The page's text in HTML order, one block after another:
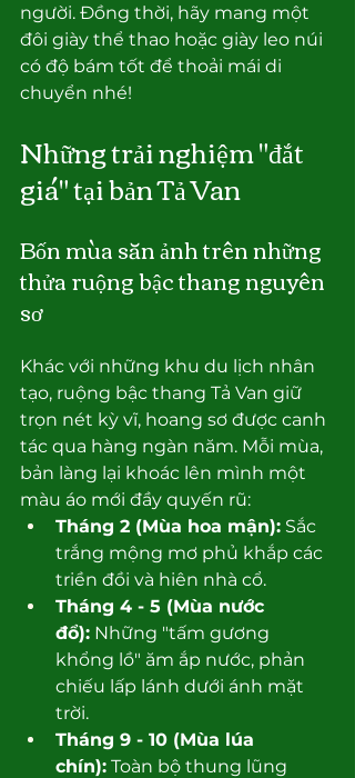
người. Đồng thời, hãy mang một
đôi giày thể thao hoặc giày leo núi
có độ bám tốt để thoải mái di
chuyển nhé!
Những trải nghiệm "đắt
giá" tại bản Tả Van
Bốn mùa săn ảnh trên những
thửa ruộng bậc thang nguyên
sơ
Khác với những khu du lịch nhân
tạo, ruộng bậc thang Tả Van giữ
trọn nét kỳ vĩ, hoang sơ được canh
tác qua hàng ngàn năm. Mỗi mùa,
bản làng lại khoác lên mình một
màu áo mới đầy quyến rũ:
Tháng 2 (Mùa hoa mận): Sắc
trắng mộng mơ phủ khắp các
triền đồi và hiên nhà cổ.
Tháng 4 - 5 (Mùa nước
đổ): Những "tấm gương
khổng lồ" ăm ắp nước, phản
chiếu lấp lánh dưới ánh mặt
trời.
Tháng 9 - 10 (Mùa lúa
chín): Toàn bộ thung lũng